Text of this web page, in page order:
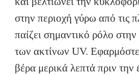
στην περιοχή γύρω από τις
παίζει σημαντικό ρόλο
των ακτίνων UV.
βέρα μερικά λεπτά πριν την